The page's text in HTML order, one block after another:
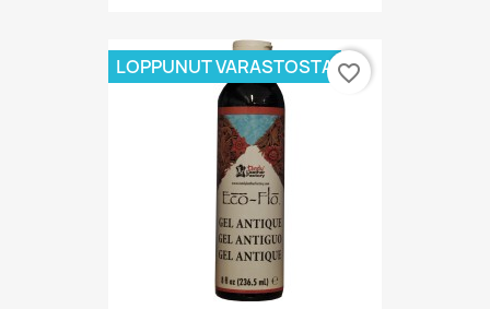
LOPPUNUT VARASTOSTAfavorite_border